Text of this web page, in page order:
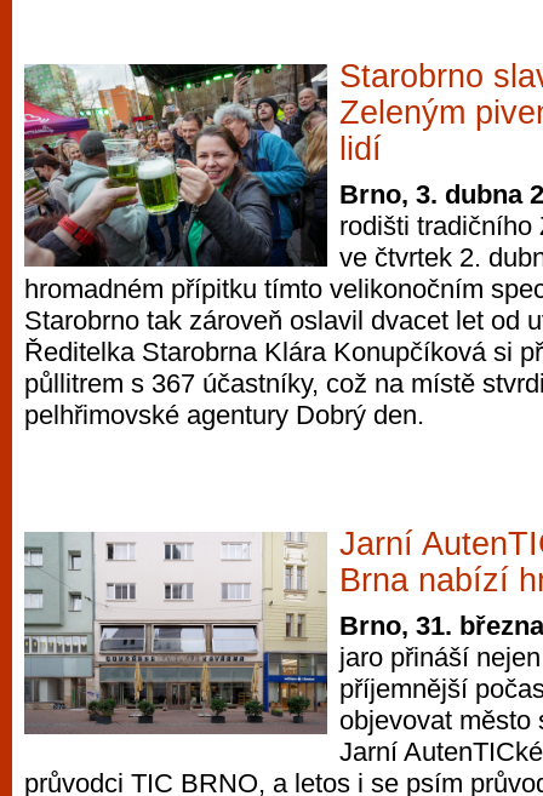
Starobrno
Zeleným
lidí
Brno, 3. dubna
rodišti tradičního
ve čtvrtek 2.
hromadném přípitku tímto velikonočním
Starobrno tak zároveň oslavil dvacet let od
Ředitelka Starobrna Klára Konupčíková si
půllitrem s 367 účastníky, což na místě
pelhřimovské agentury Dobrý den.
Jarní
Brna nabízí
Brno, 31.
jaro přináší
příjemnější
objevovat město
Jarní
průvodci TIC BRNO, a letos i se psím